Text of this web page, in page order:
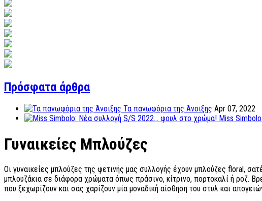
Πρόσφατα άρθρα
Τα πανωφόρια της Άνοιξης Apr 07, 2022
Miss
Γυναικείες Μπλούζες
Οι γυναικείες μπλούζες της φετινής μας συλλογής έχουν μπλούζες floral,
μπλουζάκια σε διάφορα χρώματα όπως πράσινο, κίτρινο, πορτοκαλί ή ροζ.
που ξεχωρίζουν και σας χαρίζουν μία μοναδική αίσθηση του στυλ και